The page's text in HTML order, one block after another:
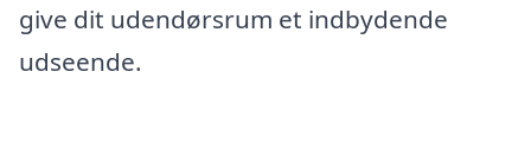
give dit udendørsrum et indbydende
udseende.